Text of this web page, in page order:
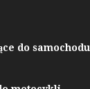
do samochodu